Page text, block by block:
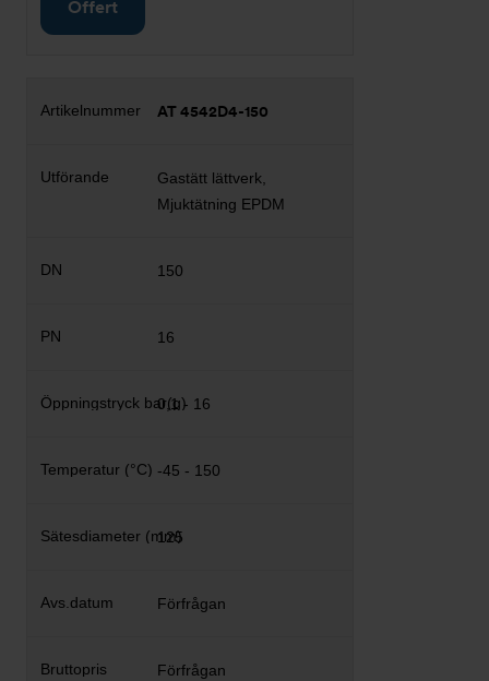
Offert
AT 4542D4-150
Gastätt lättverk,
Mjuktätning EPDM
150
16
0,1 - 16
-45 - 150
125
Förfrågan
Förfrågan